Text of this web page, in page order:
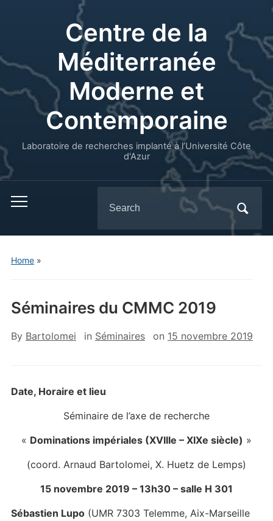
Centre de la
Méditerranée
Moderne et
Contemporaine
Laboratoire de recherches implanté à l’Université Côte
d'Azur
for:
Home»
Séminaires du CMMC 2019
By Bartolomei in Séminaires on 15 novembre 2019
Date, Horaire et lieu
Séminaire de l’axe de recherche
« Dominations impériales (XVIIIe – XIXe siècle) »
(coord. Arnaud Bartolomei, X. Huetz de Lemps)
15 novembre 2019 – 13h30 – salle H 301
Sébastien Lupo(UMR 7303 Telemme, Aix-Marseille